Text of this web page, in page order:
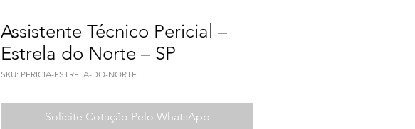
Assistente Técnico Pericial –
Estrela do Norte – SP
SKU: PERICIA-ESTRELA-DO-NORTE
Solicite Cotação Pelo WhatsApp